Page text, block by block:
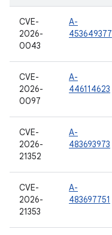
CVE-
2026-
0043
A-
453649377
CVE-
2026-
0097
A-
446114623
CVE-
2026-
21352
A-
483693973
CVE-
2026-
21353
A-
483697751